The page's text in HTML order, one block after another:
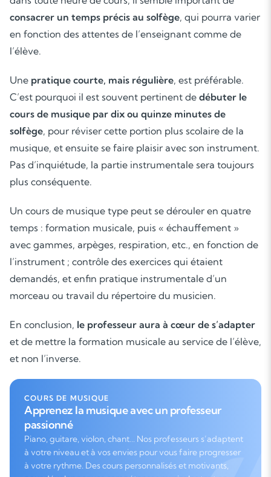
consacrer un temps précis au solfège, qui pourra varier
en fonction des attentes de l’enseignant comme de
l’élève.
Une pratique courte, mais régulière, est préférable.
C’est pourquoi il est souvent pertinent de débuter le
cours de musique par dix ou quinze minutes de
solfège, pour réviser cette portion plus scolaire de la
musique, et ensuite se faire plaisir avec son instrument.
Pas d’inquiétude, la partie instrumentale sera toujours
plus conséquente.
Un cours de musique type peut se dérouler en quatre
temps : formation musicale, puis « échauffement »
avec gammes, arpèges, respiration, etc., en fonction de
l’instrument ; contrôle des exercices qui étaient
demandés, et enfin pratique instrumentale d’un
morceau ou travail du répertoire du musicien.
En conclusion, le professeur aura à cœur de s’adapter
et de mettre la formation musicale au service de l’élève,
et non l’inverse.
COURS DE MUSIQUE
Apprenez la musique avec un professeur
passionné
Piano, guitare, violon, chant… Nos professeurs s’adaptent
à votre niveau et à vos envies pour vous faire progresser
à votre rythme. Des cours personnalisés et motivants,
Soutien scolaire
Cours de musique
Les deux